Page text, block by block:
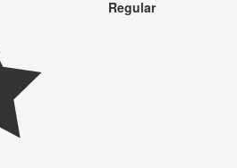
Regular